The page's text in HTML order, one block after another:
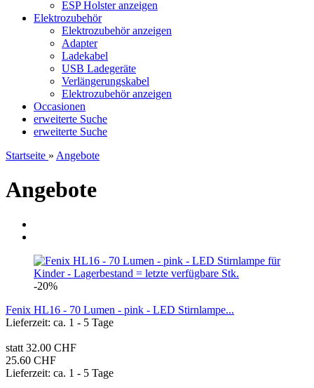
ESP Holster anzeigen
Elektrozubehör
Elektrozubehör anzeigen
Adapter
Ladekabel
USB Ladegeräte
Verlängerungskabel
Elektrozubehör anzeigen
Occasionen
erweiterte Suche
erweiterte Suche
Startseite » Angebote
Angebote
-20%
Fenix HL16 - 70 Lumen - pink - LED Stirnlampe...
Lieferzeit: ca. 1 - 5 Tage
statt 32.00 CHF
25.60 CHF
Lieferzeit: ca. 1 - 5 Tage